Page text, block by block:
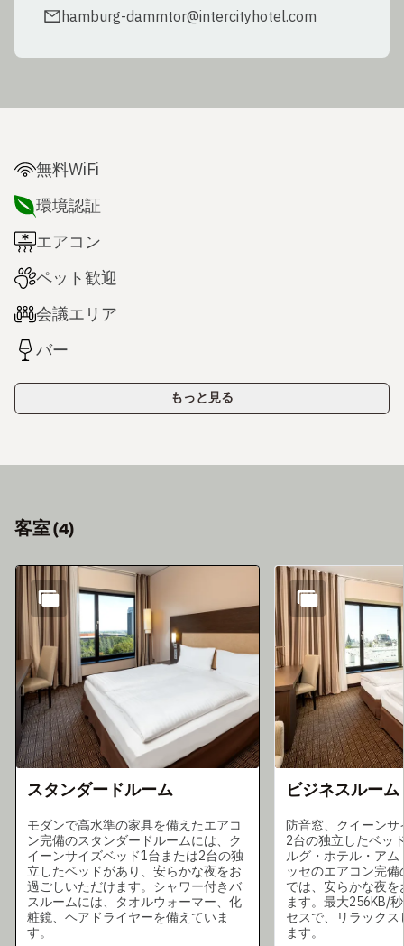
hamburg-dammtor@intercityhotel.com
無料WiFi
環境認証
エアコン
ペット歓迎
会議エリア
バー
もっと見る
客室(4)
スライド1 4
スタンダードルーム
モダンで高水準の家具を備えたエアコ
ン完備のスタンダードルームには、ク
イーンサイズベッド1台または2台の独
立したベッドがあり、安らかな夜をお
過ごしいただけます。シャワー付きバ
スルームには、タオルウォーマー、化
粧鏡、ヘアドライヤーを備えていま
す。
ビジネスルーム
防音窓、クイーン
2台の独立したベッ
ルグ・ホテル・ア
ッセのエアコン完
では、安らかな夜
ます。最大256KB/
セスで、リラック
ます。